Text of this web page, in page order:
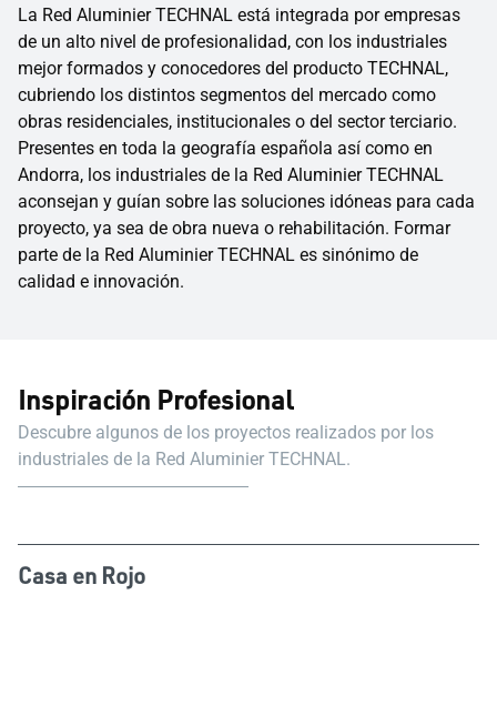
La Red Aluminier TECHNAL está integrada por empresas
de un alto nivel de profesionalidad, con los industriales
mejor formados y conocedores del producto TECHNAL,
cubriendo los distintos segmentos del mercado como
obras residenciales, institucionales o del sector terciario.
Presentes en toda la geografía española así como en
Andorra, los industriales de la Red Aluminier TECHNAL
aconsejan y guían sobre las soluciones idóneas para cada
proyecto, ya sea de obra nueva o rehabilitación. Formar
parte de la Red Aluminier TECHNAL es sinónimo de
calidad e innovación.
Inspiración Profesional
Descubre algunos de los proyectos realizados por los
industriales de la Red Aluminier TECHNAL.
Casa en Rojo